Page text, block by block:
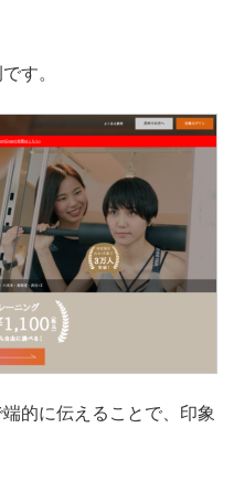
す。
的に伝えることで、印象